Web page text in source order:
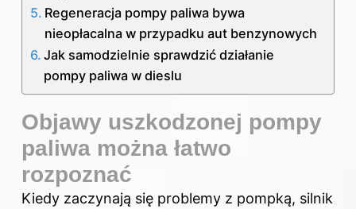
Regeneracja pompy paliwa bywa
nieopłacalna w przypadku aut benzynowych
Jak samodzielnie sprawdzić działanie
pompy paliwa w dieslu
Objawy uszkodzonej pompy
paliwa można łatwo
rozpoznać
Kiedy zaczynają się problemy z pompką, silnik